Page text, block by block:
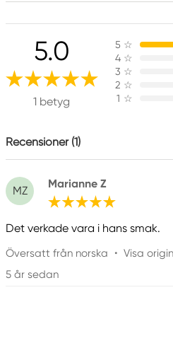
Ansvarig EU
Canson
FILA S.p.A Via XXV
Aprile 5
20016 Pero (MI) Italy
5.0
1 betyg
5 ☆
4 ☆
3 ☆
2 ☆
1 ☆
Recensioner (1)
MZ
Marianne Z
Det verkade vara i hans smak.
Översatt från norska • Visa
5 år sedan